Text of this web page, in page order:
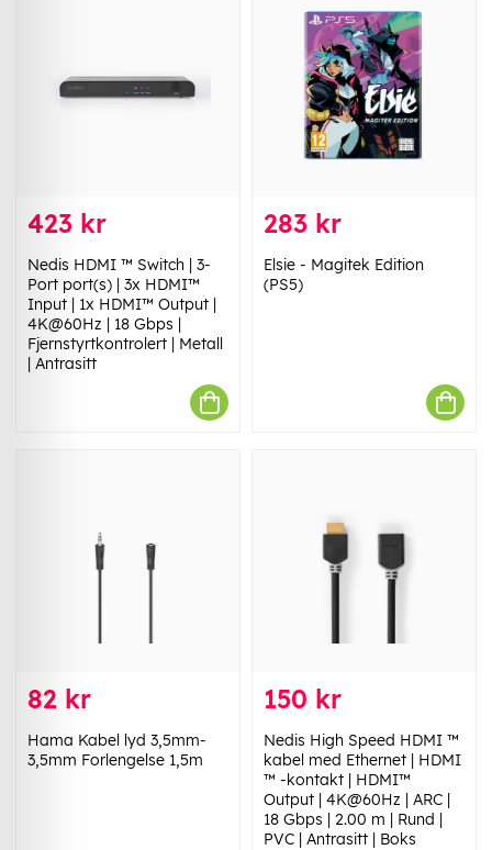
423 kr
Nedis HDMI ™ Switch | 3-
Port port(s) | 3x HDMI™
Input | 1x HDMI™ Output |
4K@60Hz | 18 Gbps |
Fjernstyrtkontrolert | Metall
| Antrasitt
283 kr
Elsie - Magitek Edition
(PS5)
82 kr
Hama Kabel lyd 3,5mm-
3,5mm Forlengelse 1,5m
150 kr
Nedis High Speed ​​HDMI ™
kabel med Ethernet | HDMI
™ -kontakt | HDMI™
Output | 4K@60Hz | ARC |
18 Gbps | 2.00 m | Rund |
PVC | Antrasitt | Boks